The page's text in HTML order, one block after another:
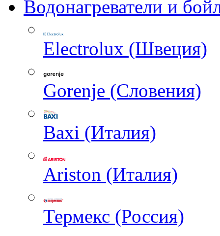
Водонагреватели и
Electrolux (Швеция)
Gorenje (Словения)
Baxi (Италия)
Ariston (Италия)
Термекс (Россия)